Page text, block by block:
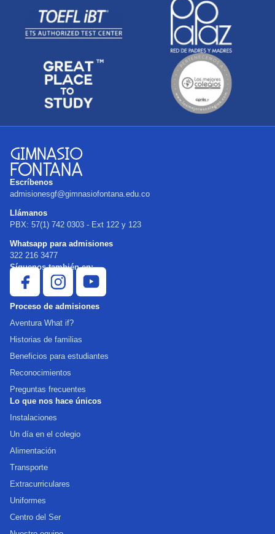
Escríbenos
admisionesgf@gimnasiofontana.edu.co
Llámanos
PBX: 57(1) 742 0303 - Ext 122 y 123
Whatsapp para admisiones
322 216 3477
Síguenos también en:
Proceso de admisiones
Aventura What if?
Historias de familias
Beneficios para estudiantes
Reconocimientos
Preguntas frecuentes
Lo que nos hace únicos
Instalaciones
Un día en el colegio
Alimentación
Transporte
Extracurriculares
Uniformes
Centro del Ser